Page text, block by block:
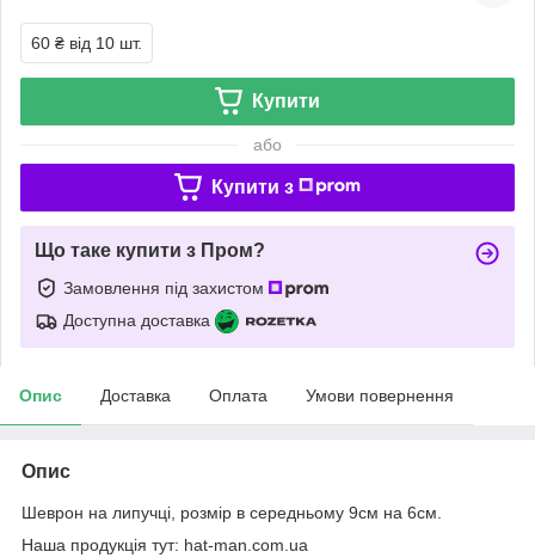
60 ₴ від 10 шт.
Купити
або
Купити з
Що таке купити з Пром?
Замовлення під захистом
Доступна доставка
Опис Доставка Оплата Умови повернення
Опис
Шеврон на липучці, розмір в середньому 9см на 6см.
Наша продукція тут: hat-man.com.ua